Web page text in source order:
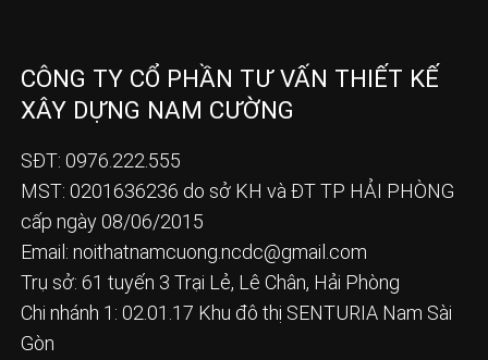
CÔNG TY CỔ PHẦN TƯ VẤN THIẾT KẾ
XÂY DỰNG NAM CƯỜNG
SĐT: 0976.222.555
MST: 0201636236 do sở KH và ĐT TP HẢI PHÒNG
cấp ngày 08/06/2015
Email: noithatnamcuong.ncdc@gmail.com
Trụ sở: 61 tuyến 3 Trại Lẻ, Lê Chân, Hải Phòng
Chi nhánh 1: 02.01.17 Khu đô thị SENTURIA Nam Sài
Gòn